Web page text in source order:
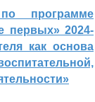
программе
первых» 2024-
как основа